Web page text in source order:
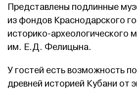
Представлены подлинные
из фондов Краснодарского
историко-археологического
им. Е.Д. Фелицына.
У гостей есть возможность
древней историей Кубани от